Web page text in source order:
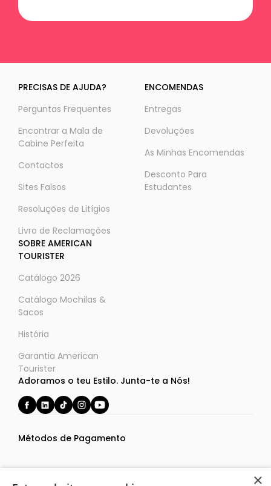
PRECISAS DE AJUDA?
Perguntas Frequentes
Encontrar a Mala de
Cabine Perfeita
Contactos
Sites Falsos
Resoluções de Litígios
Livro de Reclamações
ENCOMENDAS
Entregas
Devoluções
As Minhas Encomendas
Desconto Para
Estudantes
SOBRE AMERICAN
TOURISTER
Catálogo 2026
Catálogo Mochilas &
Sacos
História
Garantia American
Tourister
Adoramos o teu Estilo. Junta-te a Nós!
Métodos de Pagamento
×